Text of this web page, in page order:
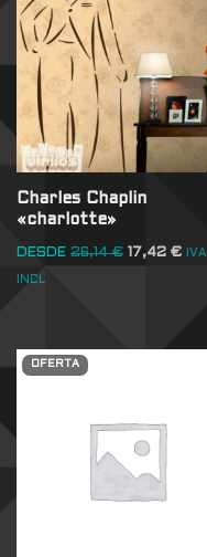
Charles Chaplin
«charlotte»
DESDE 26,14€ 17,42 € IVA
INCL
OFERTA